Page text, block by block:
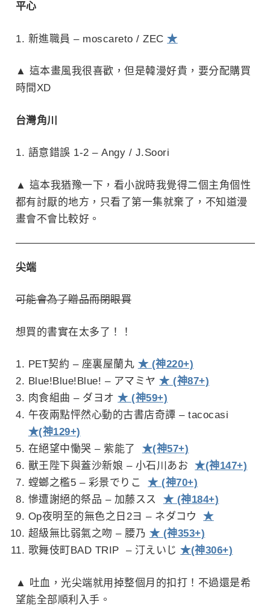
平心
新進職員 – moscareto / ZEC★
▲ 這本畫風我很喜歡，但是韓漫好貴，要分配購買
時間XD
台灣角川
語意錯誤 1-2 – Angy / J.Soori
▲ 這本我猶豫一下，看小說時我覺得二個主角個性
都有討厭的地方，只看了第一集就棄了，不知道漫
畫會不會比較好。
尖端
可能會為了贈品而閉眼買
想買的書實在太多了！！
PET契約 – 座裏屋蘭丸 ★ (神220+)
Blue!Blue!Blue! – アマミヤ★ (神87+)
肉食組曲 – ダヨオ★ (神59+)
午夜兩點怦然心動的古書店奇譚 – tacocasi
★(神129+)
在絕望中慟哭 – 紫能了 ★(神57+)
獸王陛下與蓋沙新娘 – 小石川あお★(神147+)
螳螂之檻5 – 彩景でりこ★ (神70+)
慘遭謝絕的祭品 – 加藤スス ★ (神184+)
Op夜明至的無色之日2ヨ – ネダコウ★
超級無比弱氣之吻 – 腰乃 ★ (神353+)
歌舞伎町BAD TRIP – 汀えいじ★(神306+)
▲ 吐血，光尖端就用掉整個月的扣打！不過還是希
望能全部順利入手。